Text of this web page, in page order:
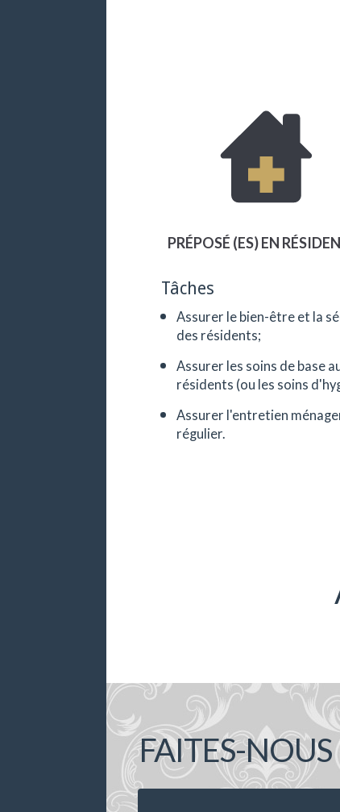
Depuis la dernière année,
formatrice, et ce, à mon
J’aime beaucoup
nous permet de faire
formation à son plein
PRÉPOSÉ (ES) EN
Tâches
Assurer le bien-être et la
des résidents;
Assurer les soins de base
résidents (ou les soins
Assurer l'entretien
régulier.
FAITES-